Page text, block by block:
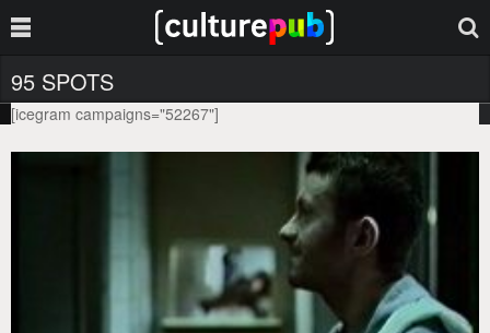
95 SPOTS
[icegram campaigns="52267"]